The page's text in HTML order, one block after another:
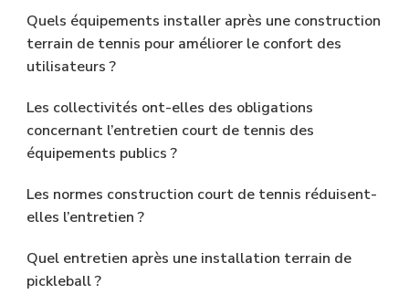
Quels équipements installer après une construction
terrain de tennis pour améliorer le confort des
utilisateurs ?
Les collectivités ont-elles des obligations
concernant l’entretien court de tennis des
équipements publics ?
Les normes construction court de tennis réduisent-
elles l’entretien ?
Quel entretien après une installation terrain de
pickleball ?